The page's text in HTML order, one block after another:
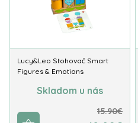
Lucy&Leo Stohovač Smart
Figures & Emotions
Skladom u nás
15.90€